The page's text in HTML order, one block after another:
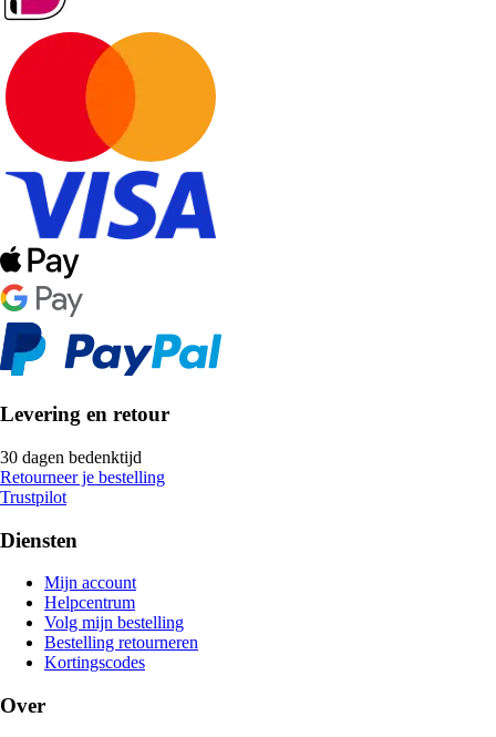
Levering en retour
30 dagen bedenktijd
Retourneer je bestelling
Trustpilot
Diensten
Mijn account
Helpcentrum
Volg mijn bestelling
Bestelling retourneren
Kortingscodes
Over